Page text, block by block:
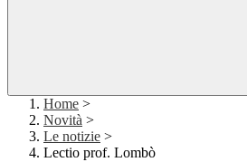
Home >
Novità >
Le notizie >
Lectio prof. Lombò